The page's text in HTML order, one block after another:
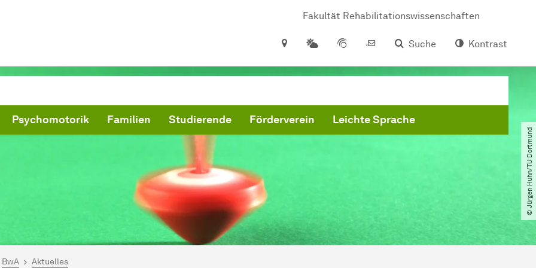
Fakultät Rehabilitationswissenschaften
Suche
Kontrast
Psychomotorik Familien Studierende Förderverein Leichte Sprache
© Jürgen Huhn​/​TU Dortmund
hier:
BwA Aktuelles